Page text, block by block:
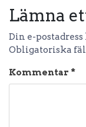
Lämna
Din e-
Obligatoriska
Kommentar *